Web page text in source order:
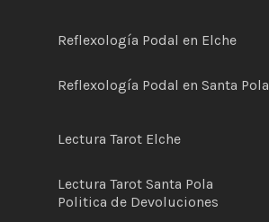
Reflexología Podal en Elche
Reflexología Podal en Santa Pola
Lectura Tarot Elche
Lectura Tarot Santa Pola
Politica de Devoluciones